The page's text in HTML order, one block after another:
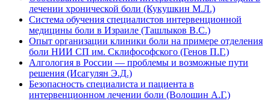
лечении хронической боли (Кукушкин М.Л.)
Система обучения специалистов интервенционной
медицины боли в Израиле (Ташлыков В.С.)
Опыт организации клиники боли на примере отделения
боли НИИ СП им. Склифософского (Генов П.Г.)
Алгология в России — проблемы и возможные пути
решения (Исагулян Э.Д.)
Безопасность специалиста и пациента в
интервенционном лечении боли (Волошин А.Г.)